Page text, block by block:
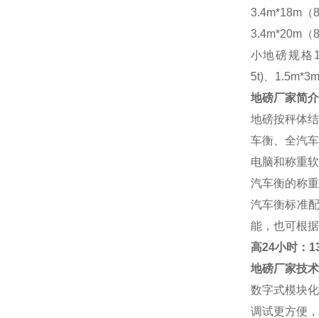
3.4m*18m（
3.4m*20m（
小地磅规格
5t)、
地磅厂家简
地磅按秤体
车衡、全汽
电脑和称重
汽车衡的称
汽车衡标准
能，也可根
高24小时：
地磅厂家技
数字式模块
调试更方便